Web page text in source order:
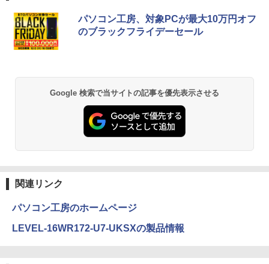
5
【 中古 】 NEC VersaPro タイプVX VKT
16/X 中古ノートパソコン 液晶15インチ
VDドライブ WEBカメラ NECノートパソ
コン office付き パソコン中古ノートwin
dows11
￥46,800
5
6GB/512GB/1TB/USB 3.2/DP/HDMI/Wi-f
i/2画面出力/Windows11/Windows10/Of
fice/中古 デスクトップ デスクトップPC
￥65,800
5
ゲーミングモニター 24.5インチ FHD 24
0Hz 1ms Fast IPSパネル HDMI2.0×1 DP
￥12,980
パソコン工房、対象PCが最大10万円オフ
のブラックフライデーセール
Google 検索で当サイトの記事を優先表示させる
関連リンク
パソコン工房のホームページ
LEVEL-16WR172-U7-UKSXの製品情報